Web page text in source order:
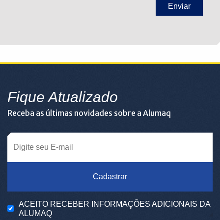
Fique Atualizado
Receba as últimas novidades sobre a Alumaq
Cadastrar
ACEITO RECEBER INFORMAÇÕES ADICIONAIS DA
ALUMAQ